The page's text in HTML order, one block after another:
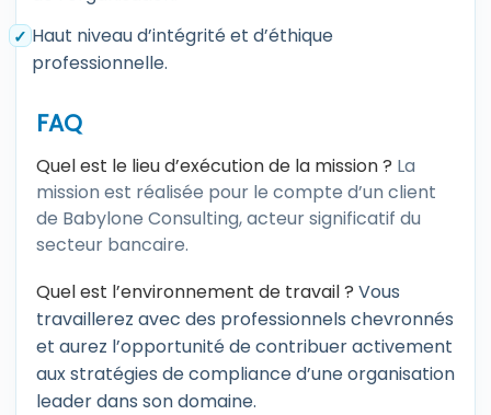
Haut niveau d’intégrité et d’éthique
professionnelle.
FAQ
Quel est le lieu d’exécution de la mission ? La
mission est réalisée pour le compte d’un client
de Babylone Consulting, acteur significatif du
secteur bancaire.
Quel est l’environnement de travail ? Vous
travaillerez avec des professionnels chevronnés
et aurez l’opportunité de contribuer activement
aux stratégies de compliance d’une organisation
leader dans son domaine.